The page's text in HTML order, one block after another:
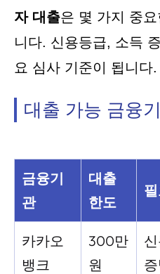
자 대출은 몇 가지 중
니다. 신용등급, 소득
요 심사 기준이 됩니다.
대출 가능 금융
금융기
관
대출
한도
카카오
뱅크
300만
원